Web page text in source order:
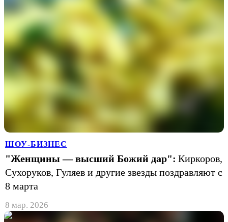
ШОУ-БИЗНЕС
"Женщины ― высший Божий дар": Киркоров,
Сухоруков, Гуляев и другие звезды поздравляют с
8 марта
8 мар. 2026